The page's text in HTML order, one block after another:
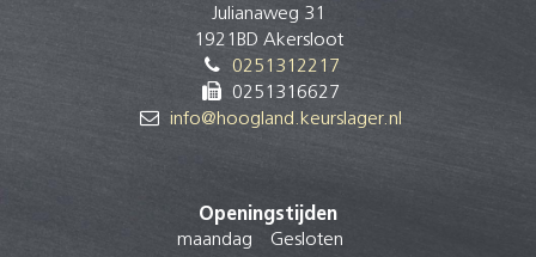
Julianaweg 31
1921BD Akersloot
0251312217
0251316627
info@hoogland.keurslager.nl
Openingstijden
maandag
Gesloten